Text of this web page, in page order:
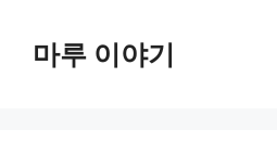
마루 이야기